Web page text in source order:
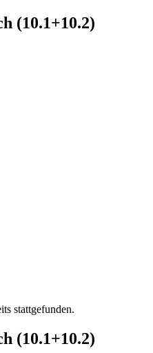
(10.1+10.2)
stattgefunden.
(10.1+10.2)